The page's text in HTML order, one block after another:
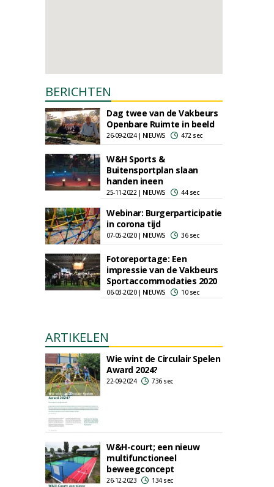
BERICHTEN
Dag twee van de Vakbeurs
Openbare Ruimte in beeld
26-09-2024 | NIEUWS 472 sec
W&H Sports &
Buitensportplan slaan
handen ineen
25-11-2022 | NIEUWS 44 sec
Webinar: Burgerparticipatie
in corona tijd
07-05-2020 | NIEUWS 36 sec
Fotoreportage: Een
impressie van de Vakbeurs
Sportaccommodaties 2020
06-03-2020 | NIEUWS 10 sec
ARTIKELEN
Wie wint de Circulair Spelen
Award 2024?
22-09-2024 736 sec
W&H-court; een nieuw
multifunctioneel
beweegconcept
26-12-2023 134 sec